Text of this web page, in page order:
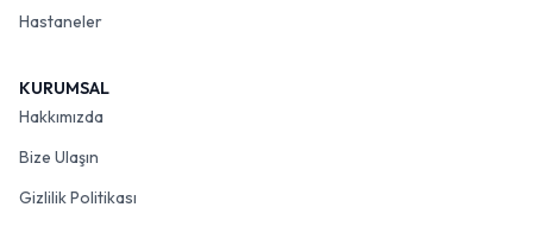
Hastaneler
KURUMSAL
Hakkımızda
Bize Ulaşın
Gizlilik Politikası